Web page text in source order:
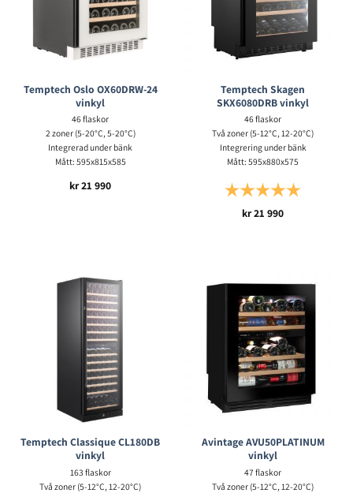
Temptech Oslo OX60DRW-24
vinkyl
46 flaskor
2 zoner (5-20°C, 5-20°C)
Integrerad under bänk
Mått: 595x815x585
kr21 990
Temptech Skagen
SKX6080DRB vinkyl
46 flaskor
Två zoner (5-12°C, 12-20°C)
Integrering under bänk
Mått: 595x880x575
Betyg:
kr21 990
Temptech Classique CL180DB
vinkyl
163 flaskor
Två zoner (5-12°C, 12-20°C)
Avintage AVU50PLATINUM
vinkyl
47 flaskor
Två zoner (5-12°C, 12-20°C)